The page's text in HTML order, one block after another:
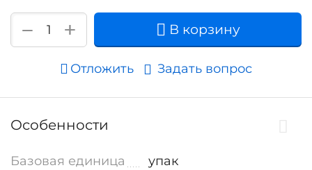
+
− В корзину
Отложить Задать вопрос
Особенности
Базовая единица упак